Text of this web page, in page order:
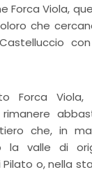
Forca Viola,
che
Forca
rimanere
che, in
la valle di
o, nella